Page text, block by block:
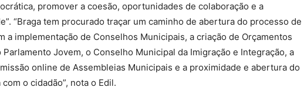
promover a coesão, oportunidades de colaboração e a
“Braga tem procurado traçar um caminho de abertura do processo de
a implementação de Conselhos Municipais, a criação de Orçamentos
Jovem, o Conselho Municipal da Imigração e Integração, a
online de Assembleias Municipais e a proximidade e abertura do
o cidadão”, nota o Edil.